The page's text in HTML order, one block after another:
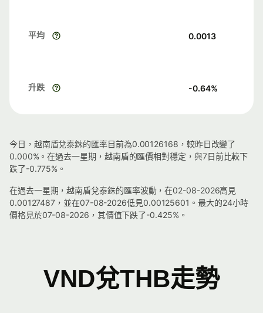
平均 0.0013
升跌 -0.64%
今日，越南盾兌泰銖的匯率目前為0.00126168，較昨日改變了
0.000%。在過去一星期，越南盾的匯價相對穩定，與7日前比較下
跌了-0.775%。
在過去一星期，越南盾兌泰銖的匯率波動，在02-08-2026高見
0.00127487，並在07-08-2026低見0.00125601。最大的24小時
價格見於07-08-2026，其價值下跌了-0.425%。
VND兌THB走勢